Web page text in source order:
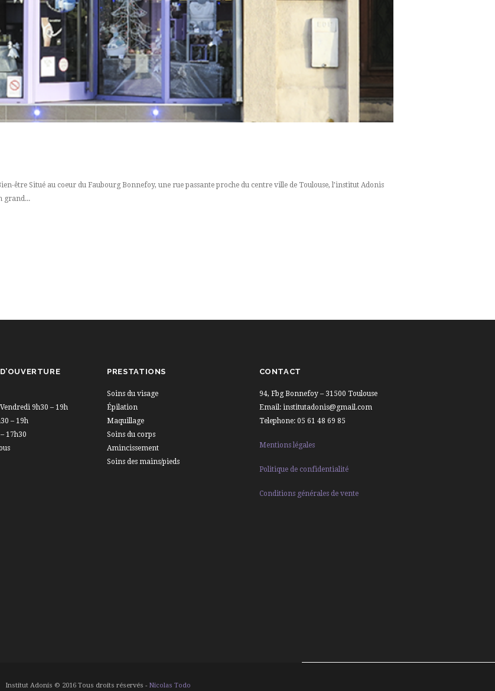
être Situé au coeur du Faubourg Bonnefoy, une rue passante proche du centre ville de Toulouse, l’institut Adonis
grand...
9h30 – 19h
– 19h
17h30
PRESTATIONS
Soins du visage
Épilation
Maquillage
Soins du corps
Amincissement
Soins des mains/pieds
CONTACT
94, Fbg Bonnefoy – 31500 Toulouse
Email: institutadonis@gmail.com
Telephone: 05 61 48 69 85
Mentions légales
Politique de confidentialité
Conditions générales de vente
Institut Adonis © 2016 Tous droits réservés - Nicolas Todo